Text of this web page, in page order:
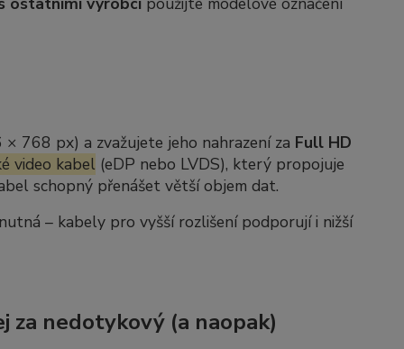
768 px) a zvažujete jeho nahrazení za Full HD
video kabel (eDP nebo LVDS), který propojuje
schopný přenášet větší objem dat.
– kabely pro vyšší rozlišení podporují i nižší
za nedotykový (a naopak)